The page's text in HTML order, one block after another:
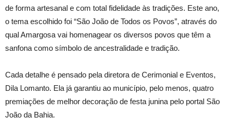
de forma artesanal e com total fidelidade às tradições. Este ano,
o tema escolhido foi “São João de Todos os Povos”, através do
qual Amargosa vai homenagear os diversos povos que têm a
sanfona como símbolo de ancestralidade e tradição.
Cada detalhe é pensado pela diretora de Cerimonial e Eventos,
Dila Lomanto. Ela já garantiu ao município, pelo menos, quatro
premiações de melhor decoração de festa junina pelo portal São
João da Bahia.